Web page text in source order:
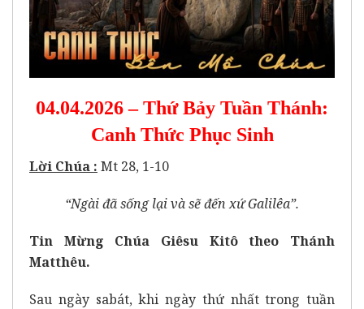
04.04.2026 – Thứ Bảy Tuần Thánh:
Canh Thức Phục Sinh
Lời Chúa : Mt 28, 1-10
“Ngài đã sống lại và sẽ đến xứ Galilêa”.
Tin Mừng Chúa Giêsu Kitô theo Thánh
Matthêu.
Sau ngày sabát, khi ngày thứ nhất trong tuần